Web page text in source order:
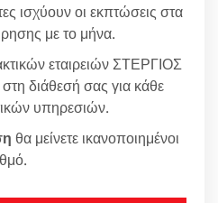
ισχύουν οι εκπτώσεις στα
με το μήνα.
εταιρειών ΣΤΕΡΓΙΟΣ
διάθεσή σας για κάθε
υπηρεσιών.
θα μείνετε ικανοποιημένοι